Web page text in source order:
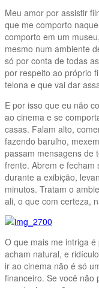
Meu amor por assistir
que me comporto
comporto em um
mesmo num ambiente
só por conta de todas
por respeito ao próprio
telona e que vai dar
E por isso que eu não
ao cinema e se
casas. Falam alto,
fazendo barulho,
passam mensagens de
frente. Abrem e fecham
durante a exibição,
minutos. Tratam o
ali, o que com certeza,
O que mais me intriga
acham natural, e
ir ao cinema não é só
financeiro. Se você não